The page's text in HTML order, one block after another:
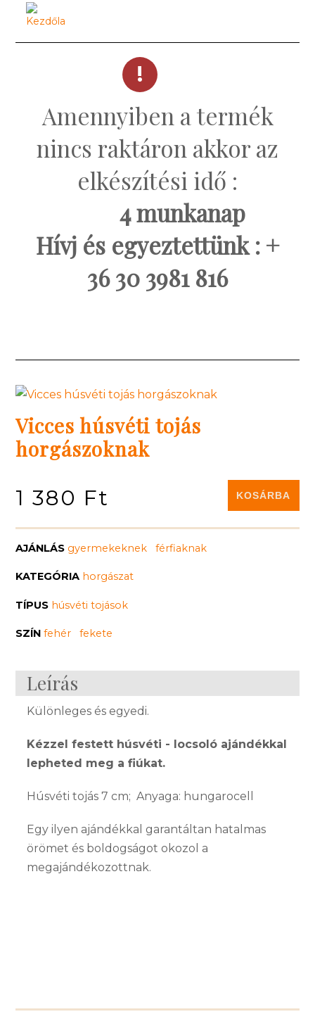
Amennyiben a termék
nincs raktáron akkor az
elkészítési idő :
4 munkanap
Hívj és egyeztettünk : +
36 30 3981 816
Vicces húsvéti tojás
horgászoknak
Ár
1 380 Ft
AJÁNLÁS gyermekeknek férfiaknak
KATEGÓRIA horgászat
TÍPUS húsvéti tojások
SZÍN fehér fekete
Leírás
Különleges és egyedi.
Kézzel festett húsvéti - locsoló ajándékkal
lepheted meg a fiúkat.
Húsvéti tojás 7 cm; Anyaga: hungarocell
Egy ilyen ajándékkal garantáltan hatalmas
örömet és boldogságot okozol a
megajándékozottnak.